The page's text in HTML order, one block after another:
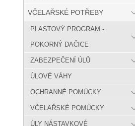
VČELAŘSKÉ POTŘEBY
PLASTOVÝ PROGRAM -
POKORNÝ DAČICE
ZABEZPEČENÍ ÚLŮ
ÚLOVÉ VÁHY
OCHRANNÉ POMŮCKY
VČELAŘSKÉ POMŮCKY
ÚLY NÁSTAVKOVÉ